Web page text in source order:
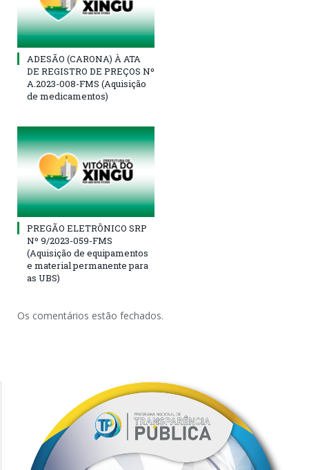
ADESÃO (CARONA) À ATA
DE REGISTRO DE PREÇOS Nº
A.2023-008-FMS (Aquisição
de medicamentos)
PREGÃO ELETRÔNICO SRP
Nº 9/2023-059-FMS
(Aquisição de equipamentos
e material permanente para
as UBS)
Os comentários estão fechados.